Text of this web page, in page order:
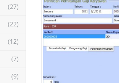
(27)
(22)
(12)
(7)
(9)